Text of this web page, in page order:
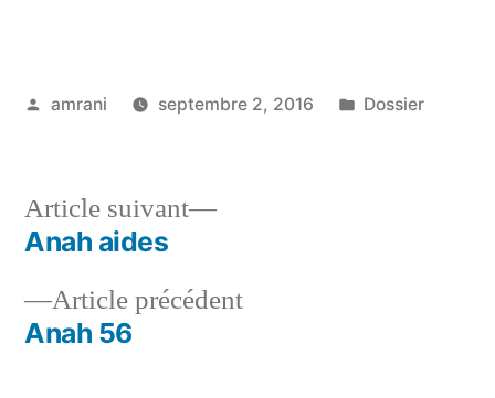
Publié
amrani septembre 2, 2016
Publié
Dossier
Navigation
deArticle précédentArticle
Anah 56
Article suivant
Article
Anah aides